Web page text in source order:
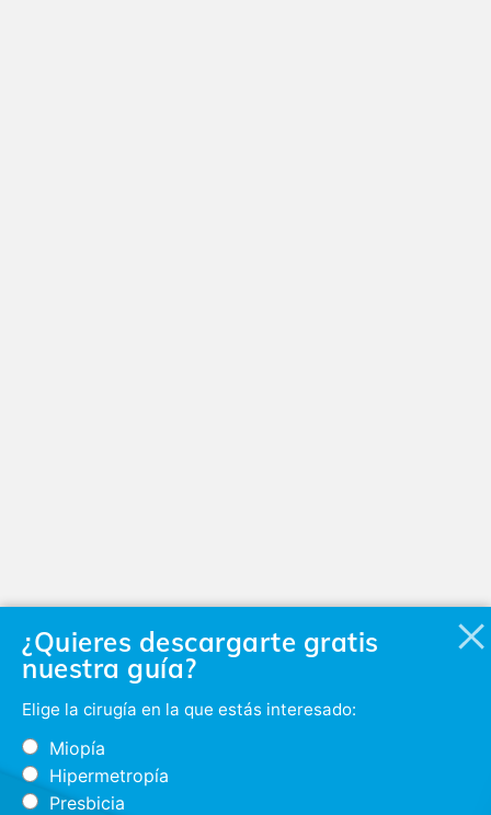
¿Quieres descargarte gratis
nuestra guía?
Elige la cirugía en la que estás interesado:
Miopía
Hipermetropía
Presbicia